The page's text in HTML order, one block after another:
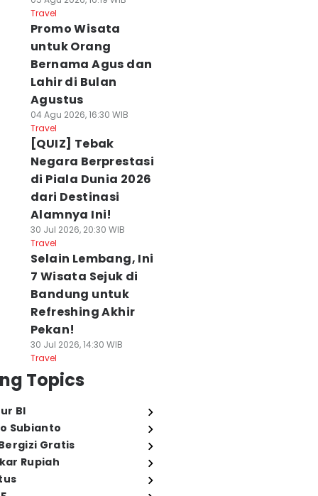
Travel
Promo Wisata
untuk Orang
Bernama Agus dan
Lahir di Bulan
Agustus
04 Agu 2026, 16:30 WIB
Travel
[QUIZ] Tebak
Negara Berprestasi
di Piala Dunia 2026
dari Destinasi
Alamnya Ini!
30 Jul 2026, 20:30 WIB
Travel
Selain Lembang, Ini
7 Wisata Sejuk di
Bandung untuk
Refreshing Akhir
Pekan!
30 Jul 2026, 14:30 WIB
Travel
Topics
BI
Subianto
Gratis
Rupiah